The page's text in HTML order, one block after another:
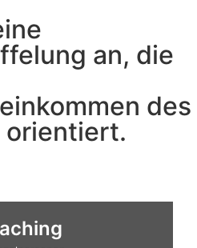
an, die
des
orientiert.